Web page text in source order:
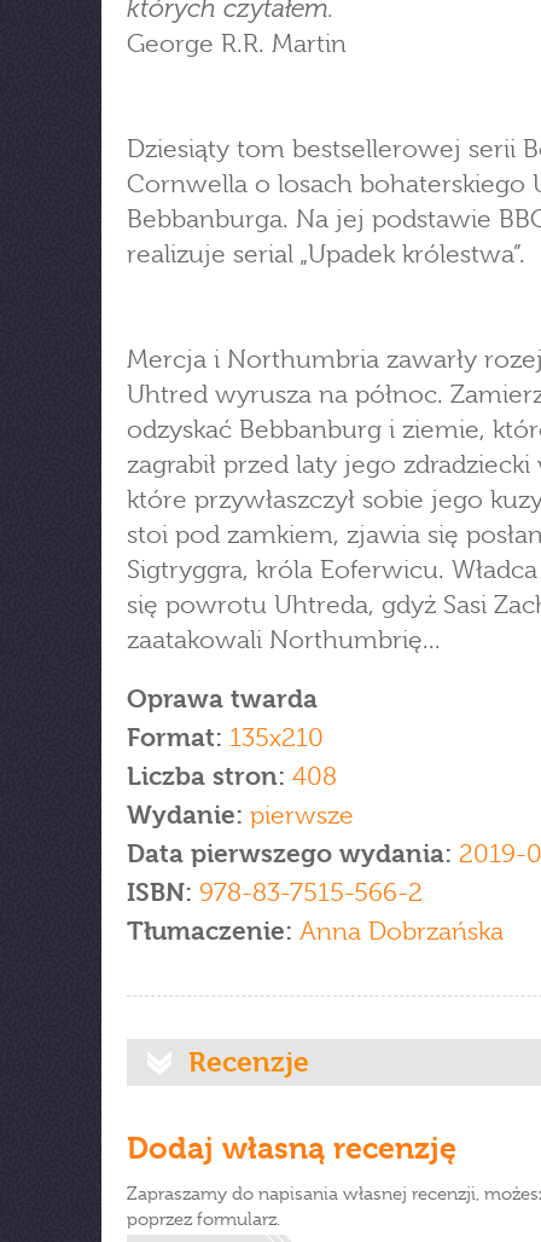
których czytałem.
George R.R. Martin
Dziesiąty tom bestsellerowej serii
Cornwella o losach bohaterskiego
Bebbanburga. Na jej podstawie
realizuje serial „Upadek królestwa”.
Mercja i Northumbria zawarły
Uhtred wyrusza na północ.
odzyskać Bebbanburg i ziemie,
zagrabił przed laty jego
które przywłaszczył sobie jego
stoi pod zamkiem, zjawia się
Sigtryggra, króla Eoferwicu.
się powrotu Uhtreda, gdyż Sasi
zaatakowali Northumbrię...
Oprawa twarda
Format: 135x210
Liczba stron: 408
Wydanie: pierwsze
Data pierwszego wydania: 2019-
ISBN: 978-83-7515-566-2
Tłumaczenie: Anna Dobrzańska
Recenzje
Dodaj własną recenzję
Zapraszamy do napisania własnej recenzji,
poprzez formularz.